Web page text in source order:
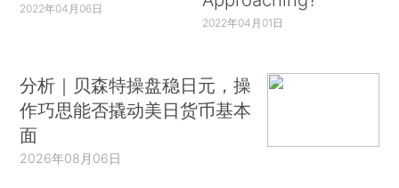
2022年04月06日
2022年04月01日
分析｜贝森特操盘稳日元，操
作巧思能否撬动美日货币基本
面
2026年08月06日